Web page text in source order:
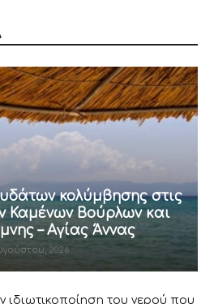
κολύμβησης στις
Καμένων Βούρλων και
– Αγίας Άννας
2026
ιδιωτικοποίηση του νερού που